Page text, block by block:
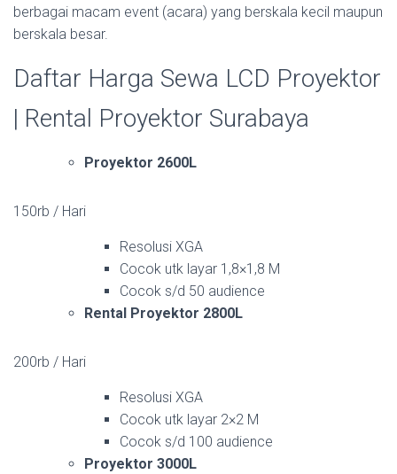
berbagai macam event (acara) yang berskala kecil maupun
berskala besar.
Daftar Harga Sewa LCD Proyektor
| Rental Proyektor Surabaya
Proyektor 2600L
150rb / Hari
Resolusi XGA
Cocok utk layar 1,8×1,8 M
Cocok s/d 50 audience
Rental Proyektor 2800L
200rb / Hari
Resolusi XGA
Cocok utk layar 2×2 M
Cocok s/d 100 audience
Proyektor 3000L